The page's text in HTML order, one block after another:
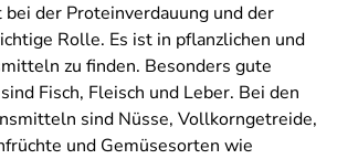
der Proteinverdauung und der
Rolle. Es ist in pflanzlichen und
zu finden. Besonders gute
Fisch, Fleisch und Leber. Bei den
sind Nüsse, Vollkorngetreide,
und Gemüsesorten wie